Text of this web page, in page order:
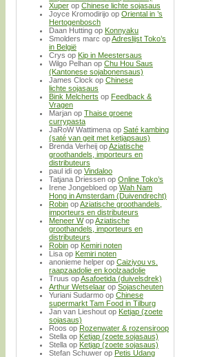
Xuper op Chinese lichte sojasaus
Joyce Kromodirijo op Oriental in ’s
Hertogenbosch
Daan Hutting op Konnyaku
Smolders marc opAdreslijst Toko’s
in België
Crys op Kip in Meestersaus
Wilgo Pelhan op Chu Hou Saus
(Kantonese sojabonensaus)
James Clock op Chinese
lichte sojasaus
Bink Melcherts op Feedback &
Vragen
Marjan op Thaise groene
currypasta
JaRoW Wattimena op Saté kambing
(saté van geit met ketjapsaus)
Brenda Verheij opAziatische
groothandels, importeurs en
distributeurs
paul idi op Vindaloo
Tatjana Driessen op Online Toko’s
Irene Jongebloed op Wah Nam
Hong in Amsterdam (Duivendrecht)
Robin opAziatische groothandels,
importeurs en distributeurs
Meneer WopAziatische
groothandels, importeurs en
distributeurs
Robin op Kemiri noten
Lisa op Kemiri noten
anonieme helper op Caiziyou vs.
raapzaadolie en koolzaadolie
Truus opAsafoetida (duivelsdrek)
Arthur Wetselaar op Sojascheuten
Yuriani Sudarmo op Chinese
supermarkt Tam Food in Tilburg
Jan van Lieshout op Ketjap (zoete
sojasaus)
Roos op Rozenwater & rozensiroop
Stella op Ketjap (zoete sojasaus)
Stella op Ketjap (zoete sojasaus)
Stefan Schuwer op Petis Udang